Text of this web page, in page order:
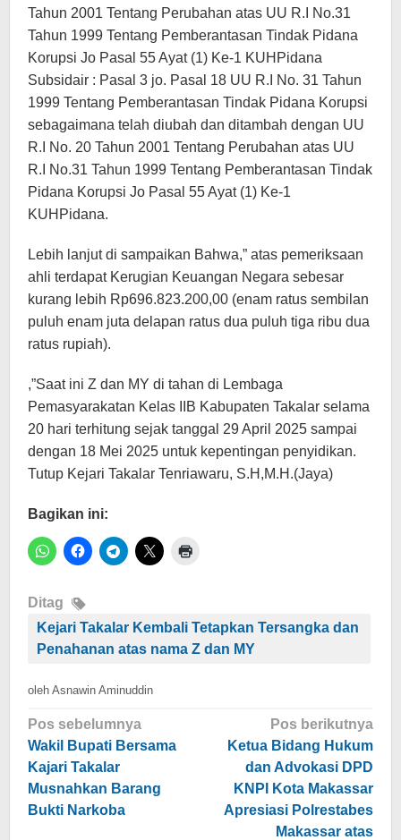
Tahun 2001 Tentang Perubahan atas UU R.I No.31
Tahun 1999 Tentang Pemberantasan Tindak Pidana
Korupsi Jo Pasal 55 Ayat (1) Ke-1 KUHPidana
Subsidair : Pasal 3 jo. Pasal 18 UU R.I No. 31 Tahun
1999 Tentang Pemberantasan Tindak Pidana Korupsi
sebagaimana telah diubah dan ditambah dengan UU
R.I No. 20 Tahun 2001 Tentang Perubahan atas UU
R.I No.31 Tahun 1999 Tentang Pemberantasan Tindak
Pidana Korupsi Jo Pasal 55 Ayat (1) Ke-1
KUHPidana.
Lebih lanjut di sampaikan Bahwa,” atas pemeriksaan
ahli terdapat Kerugian Keuangan Negara sebesar
kurang lebih Rp696.823.200,00 (enam ratus sembilan
puluh enam juta delapan ratus dua puluh tiga ribu dua
ratus rupiah).
,”Saat ini Z dan MY di tahan di Lembaga
Pemasyarakatan Kelas IIB Kabupaten Takalar selama
20 hari terhitung sejak tanggal 29 April 2025 sampai
dengan 18 Mei 2025 untuk kepentingan penyidikan.
Tutup Kejari Takalar Tenriawaru, S.H,M.H.(Jaya)
Bagikan ini:
Ditag
Kejari Takalar Kembali Tetapkan Tersangka dan
Penahanan atas nama Z dan MY
oleh Asnawin Aminuddin
Navigasi
pos
Pos sebelumnya
Wakil Bupati Bersama
Kajari Takalar
Musnahkan Barang
Bukti Narkoba
Pos berikutnya
Ketua Bidang Hukum
dan Advokasi DPD
KNPI Kota Makassar
Apresiasi Polrestabes
Makassar atas